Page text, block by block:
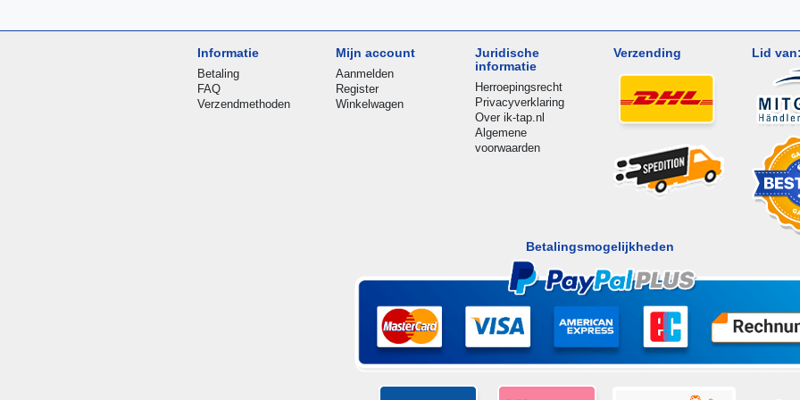
Informatie
Betaling
FAQ
Verzendmethoden
Mijn account
Aanmelden
Register
Winkelwagen
Juridische
informatie
Herroepingsrecht
Privacyverklaring
Over ik-tap.nl
Algemene
voorwaarden
Verzending Lid
Betalingsmogelijkheden